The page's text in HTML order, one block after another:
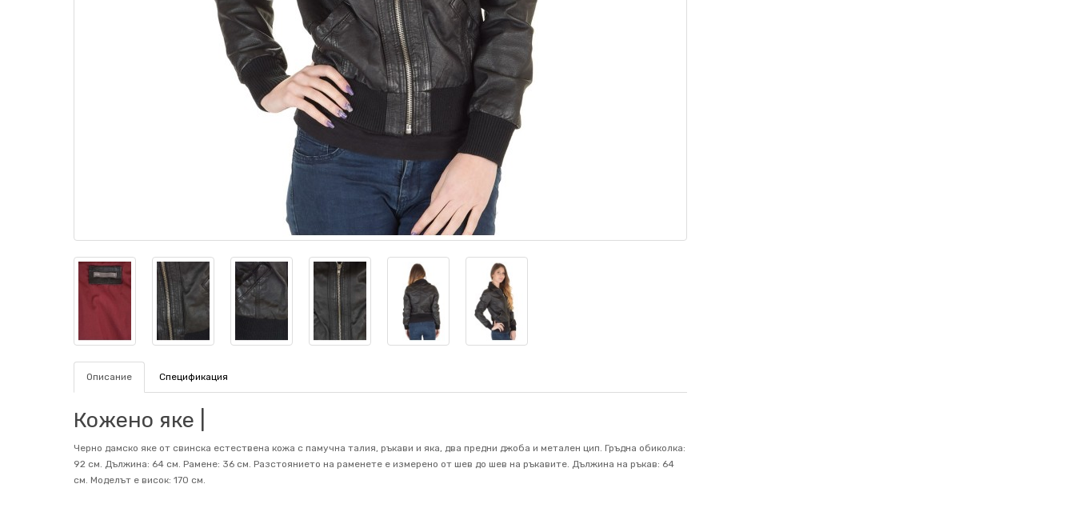
Описание Спецификация
Кожено яке |
Черно дамско яке от свинска естествена кожа с памучна талия, ръкави и яка, два предни джоба и метален цип. Гръдна обиколка:
92 см. Дължина: 64 см. Рамене: 36 см. Разстоянието на раменете е измерено от шев до шев на ръкавите. Дължина на ръкав: 64
см. Mоделът е висок: 170 см.